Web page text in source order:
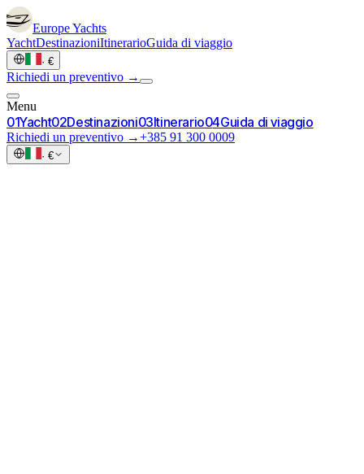
EuropeYachts
YachtDestinazioniItinerarioGuida di viaggio
· €
Richiedi un preventivo →
Menu
01Yacht02Destinazioni03Itinerario04Guida di viaggio
Richiedi un preventivo →+385 91 300 0009
· €